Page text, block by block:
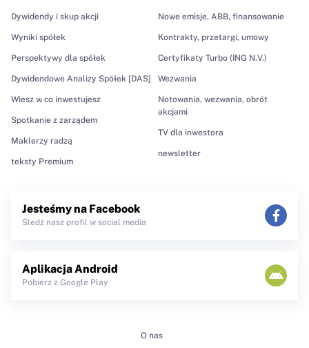
Dywidendy i skup akcji
Wyniki spółek
Perspektywy dla spółek
Dywidendowe Analizy Spółek [DAS]
Wiesz w co inwestujesz
Spotkanie z zarządem
Maklerzy radzą
teksty Premium
Nowe emisje, ABB, finansowanie
Kontrakty, przetargi, umowy
Certyfikaty Turbo (ING N.V.)
Wezwania
Notowania, wezwania, obrót
akcjami
TV dla inwestora
newsletter
Jesteśmy na Facebook
Śledź nasz profil w social media
Aplikacja Android
Pobierz z Google Play
O nas